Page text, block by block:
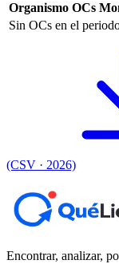
Organismo OCs
Sin OCs en el
(CSV · 2026)
Encontrar, analizar,